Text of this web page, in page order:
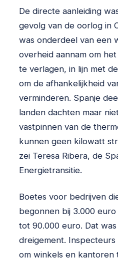
De directe aanleiding
gevolg van de oorlog in
was onderdeel van een
overheid aannam om
te verlagen, in lijn met
om de afhankelijkheid
verminderen. Spanje
landen dachten maar
vastpinnen van de
kunnen geen kilowatt
zei Teresa Ribera, de
Energietransitie.
Boetes voor bedrijven
begonnen bij 3.000
tot 90.000 euro. Dat
dreigement.
om winkels en kantoren